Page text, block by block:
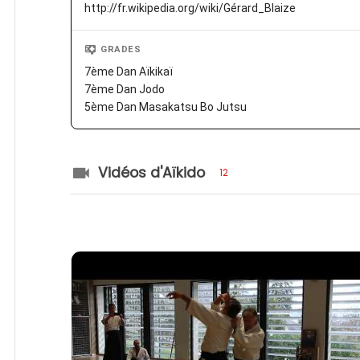
http://fr.wikipedia.org/wiki/Gérard_Blaize
GRADES
7ème Dan Aïkikaï
7ème Dan Jodo
5ème Dan Masakatsu Bo Jutsu
Vidéos d'Aïkido 12